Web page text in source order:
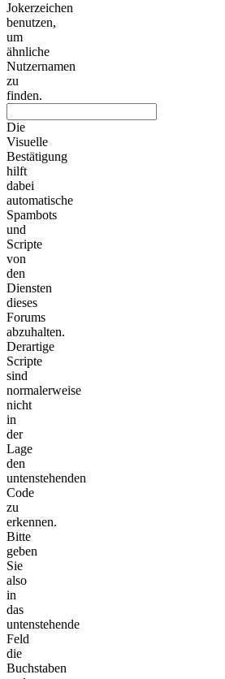
Jokerzeichen
benutzen,
um
ähnliche
Nutzernamen
zu
finden.
Die
Visuelle
Bestätigung
hilft
dabei
automatische
Spambots
und
Scripte
von
den
Diensten
dieses
Forums
abzuhalten.
Derartige
Scripte
sind
normalerweise
nicht
in
der
Lage
den
untenstehenden
Code
zu
erkennen.
Bitte
geben
Sie
also
in
das
untenstehende
Feld
die
Buchstaben